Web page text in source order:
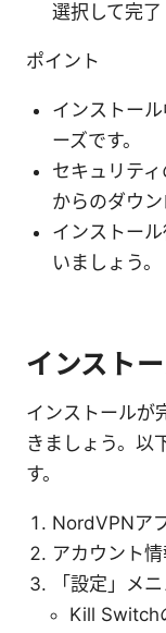
選択して完了
ポイント
インストー
ーズです。
セキュリテ
からのダウン
インストー
いましょう。
インスト
インストールが
きましょう。以
す。
NordVPNア
アカウント
「設定」メ
Kill Switch